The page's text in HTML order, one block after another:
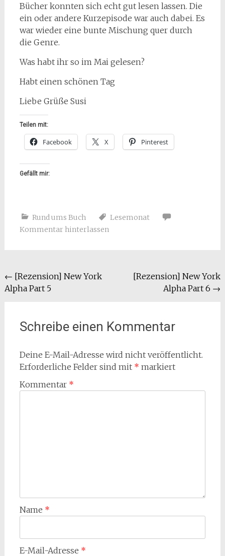
Bücher konnten sich echt gut lesen lassen. Die
ein oder andere Kurzepisode war auch dabei. Es
war wieder eine bunte Mischung quer durch
die Genre.
Was habt ihr so im Mai gelesen?
Habt einen schönen Tag
Liebe Grüße Susi
Teilen mit:
Facebook X Pinterest
Gefällt mir:
Rund ums Buch
Lesemonat
Kommentar hinterlassen
Beitragsnavigation
← [Rezension] New York
Alpha Part 5
[Rezension] New York
Alpha Part 6 →
Schreibe einen Kommentar
Deine E-Mail-Adresse wird nicht veröffentlicht.
Erforderliche Felder sind mit * markiert
Kommentar *
Name *
E-Mail-Adresse *